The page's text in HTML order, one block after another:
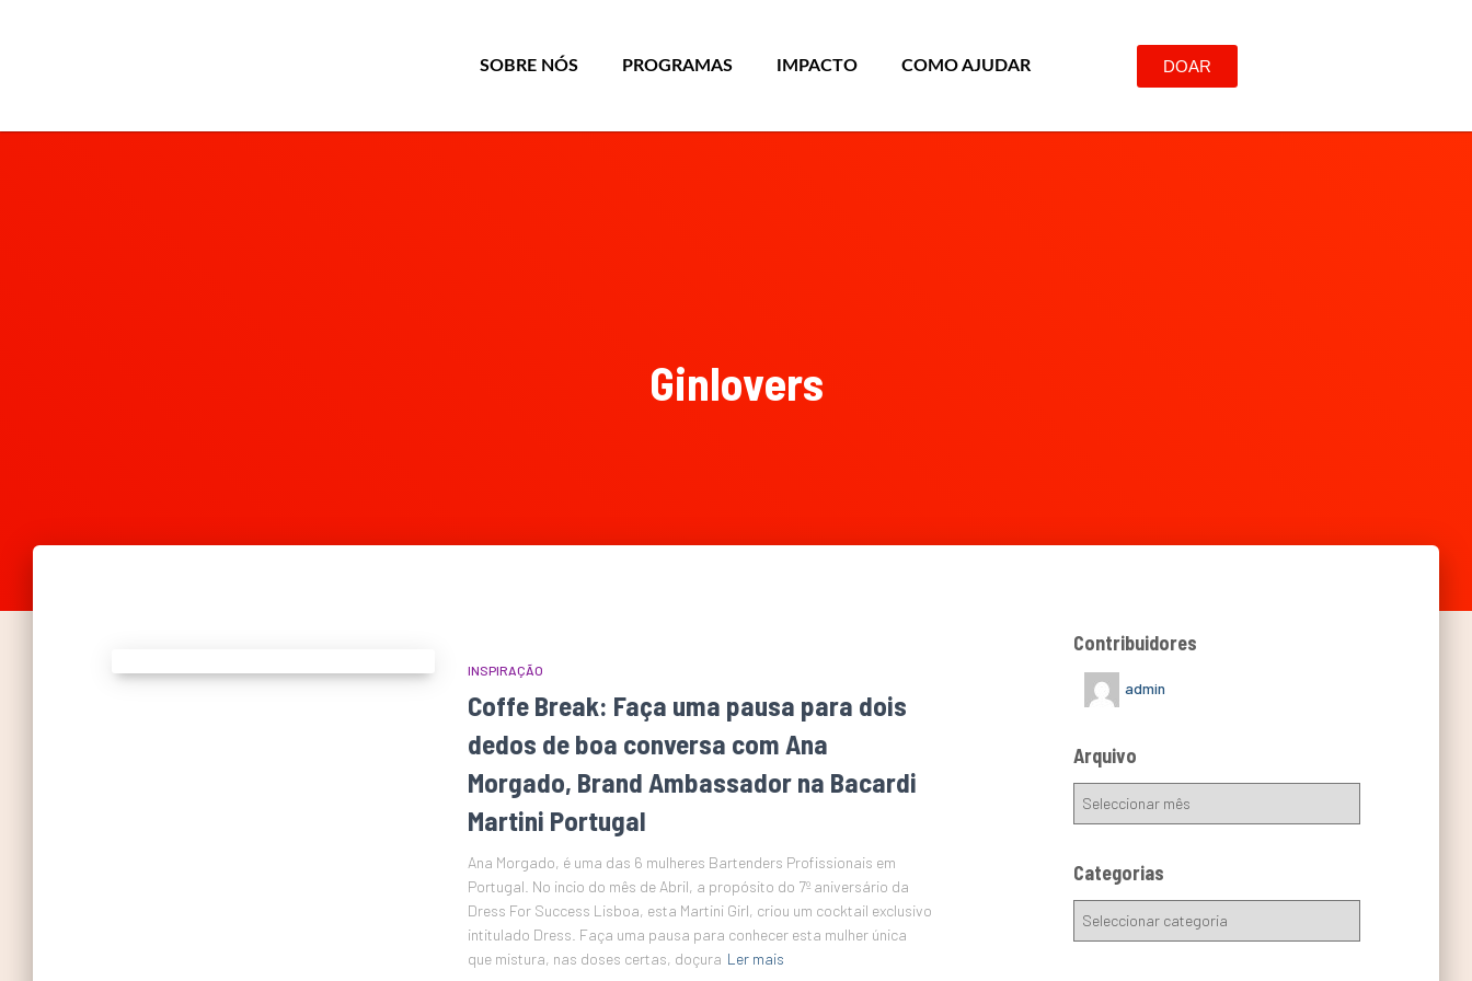
SOBRE NÓS PROGRAMAS IMPACTO COMO AJUDAR DOAR
Ginlovers
INSPIRAÇÃO
Coffe Break: Faça uma pausa para dois
dedos de boa conversa com Ana
Morgado, Brand Ambassador na Bacardi
Martini Portugal
Ana Morgado, é uma das 6 mulheres Bartenders Profissionais em
Portugal. No incio do mês de Abril, a propósito do 7º aniversário da
Dress For Success Lisboa, esta Martini Girl, criou um cocktail exclusivo
intitulado Dress. Faça uma pausa para conhecer esta mulher única
que mistura, nas doses certas, doçura Ler mais
Contribuidores
admin
Arquivo
Categorias